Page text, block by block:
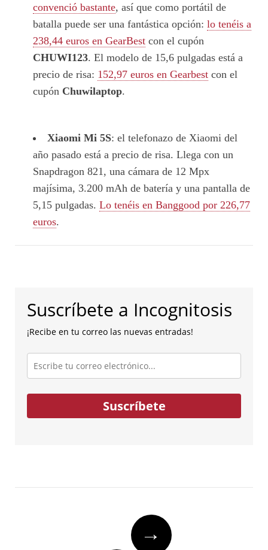
convenció bastante, así que como portátil de
batalla puede ser una fantástica opción: lo tenéis a
238,44 euros en GearBest con el cupón
CHUWI123. El modelo de 15,6 pulgadas está a
precio de risa: 152,97 euros en Gearbest con el
cupón Chuwilaptop.
Xiaomi Mi 5S: el telefonazo de Xiaomi del
año pasado está a precio de risa. Llega con un
Snapdragon 821, una cámara de 12 Mpx
majísima, 3.200 mAh de batería y una pantalla de
5,15 pulgadas. Lo tenéis en Banggood por 226,77
euros.
Suscríbete a Incognitosis
¡Recibe en tu correo las nuevas entradas!
Escribe
tu
correo
electrónico...
Suscríbete
→